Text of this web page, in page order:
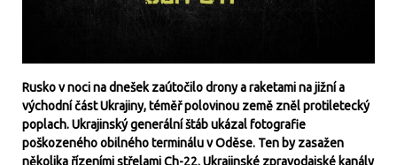
Rusko v noci na dnešek zaútočilo drony a raketami na jižní a
východní část Ukrajiny, téměř polovinou země zněl protiletecký
poplach. Ukrajinský generální štáb ukázal fotografie
poškozeného obilného terminálu v Oděse. Ten by zasažen
několika řízeními střelami Ch-22. Ukrajinské zpravodajské kanály